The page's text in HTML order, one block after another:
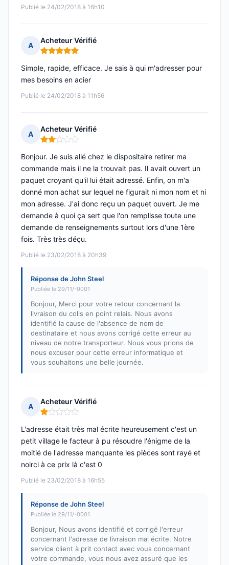
Publié le 24/02/2018 à 16h10
A
Acheteur Vérifié
Note : 5 sur 5
Publié le 24/02/2018 à 11h56
Simple, rapide, efficace. Je sais à qui m'adresser pour
mes besoins en acier
A
Acheteur Vérifié
Note : 2 sur 5
Publié le 23/02/2018 à 20h39
Bonjour. Je suis allé chez le dispositaire retirer ma
commande mais il ne la trouvait pas. Il avait ouvert un
paquet croyant qu'il lui était adressé. Enfin, on m'a
donné mon achat sur lequel ne figurait ni mon nom et ni
mon adresse. J'ai donc reçu un paquet ouvert. Je me
demande à quoi ça sert que l'on remplisse toute une
demande de renseignements surtout lors d'une 1ère
fois. Très très déçu.
Réponse de John Steel
Publiée le 29/11/-0001
Bonjour, Merci pour votre retour concernant la
livraison du colis en point relais. Nous avons
identifié la cause de l'absence de nom de
destinataire et nous avons corrigé cette erreur au
niveau de notre transporteur. Nous vous prions de
nous excuser pour cette erreur informatique et
vous souhaitons une belle journée.
A
Acheteur Vérifié
Note : 1 sur 5
Publié le 23/02/2018 à 16h55
L'adresse était très mal écrite heureusement c'est un
petit village le facteur à pu résoudre l'énigme de la
moitié de l'adresse manquante les pièces sont rayé et
noirci à ce prix là c'est 0
Réponse de John Steel
Publiée le 29/11/-0001
Bonjour, Nous avons identifié et corrigé l'erreur
concernant l'adresse de livraison mal écrite. Notre
service client à prit contact avec vous concernant
votre commande, vous nous avez assuré que les